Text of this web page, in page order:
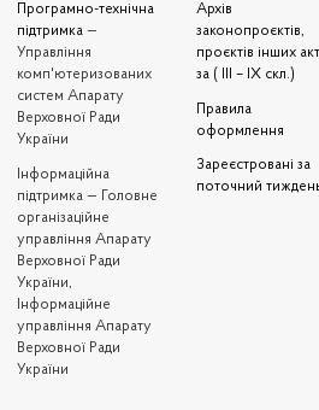
Програмно-технічна
підтримка —
Управління
комп'ютеризованих
систем Апарату
Верховної Ради
України
Iнформаційна
підтримка — Головне
організаційне
управління Апарату
Верховної Ради
України,
Інформаційне
управління Апарату
Верховної Ради
України
Архів
законопроєктів,
проєктів інших
за ( III – IX скл.)
Правила
оформлення
Зареєстровані за
поточний